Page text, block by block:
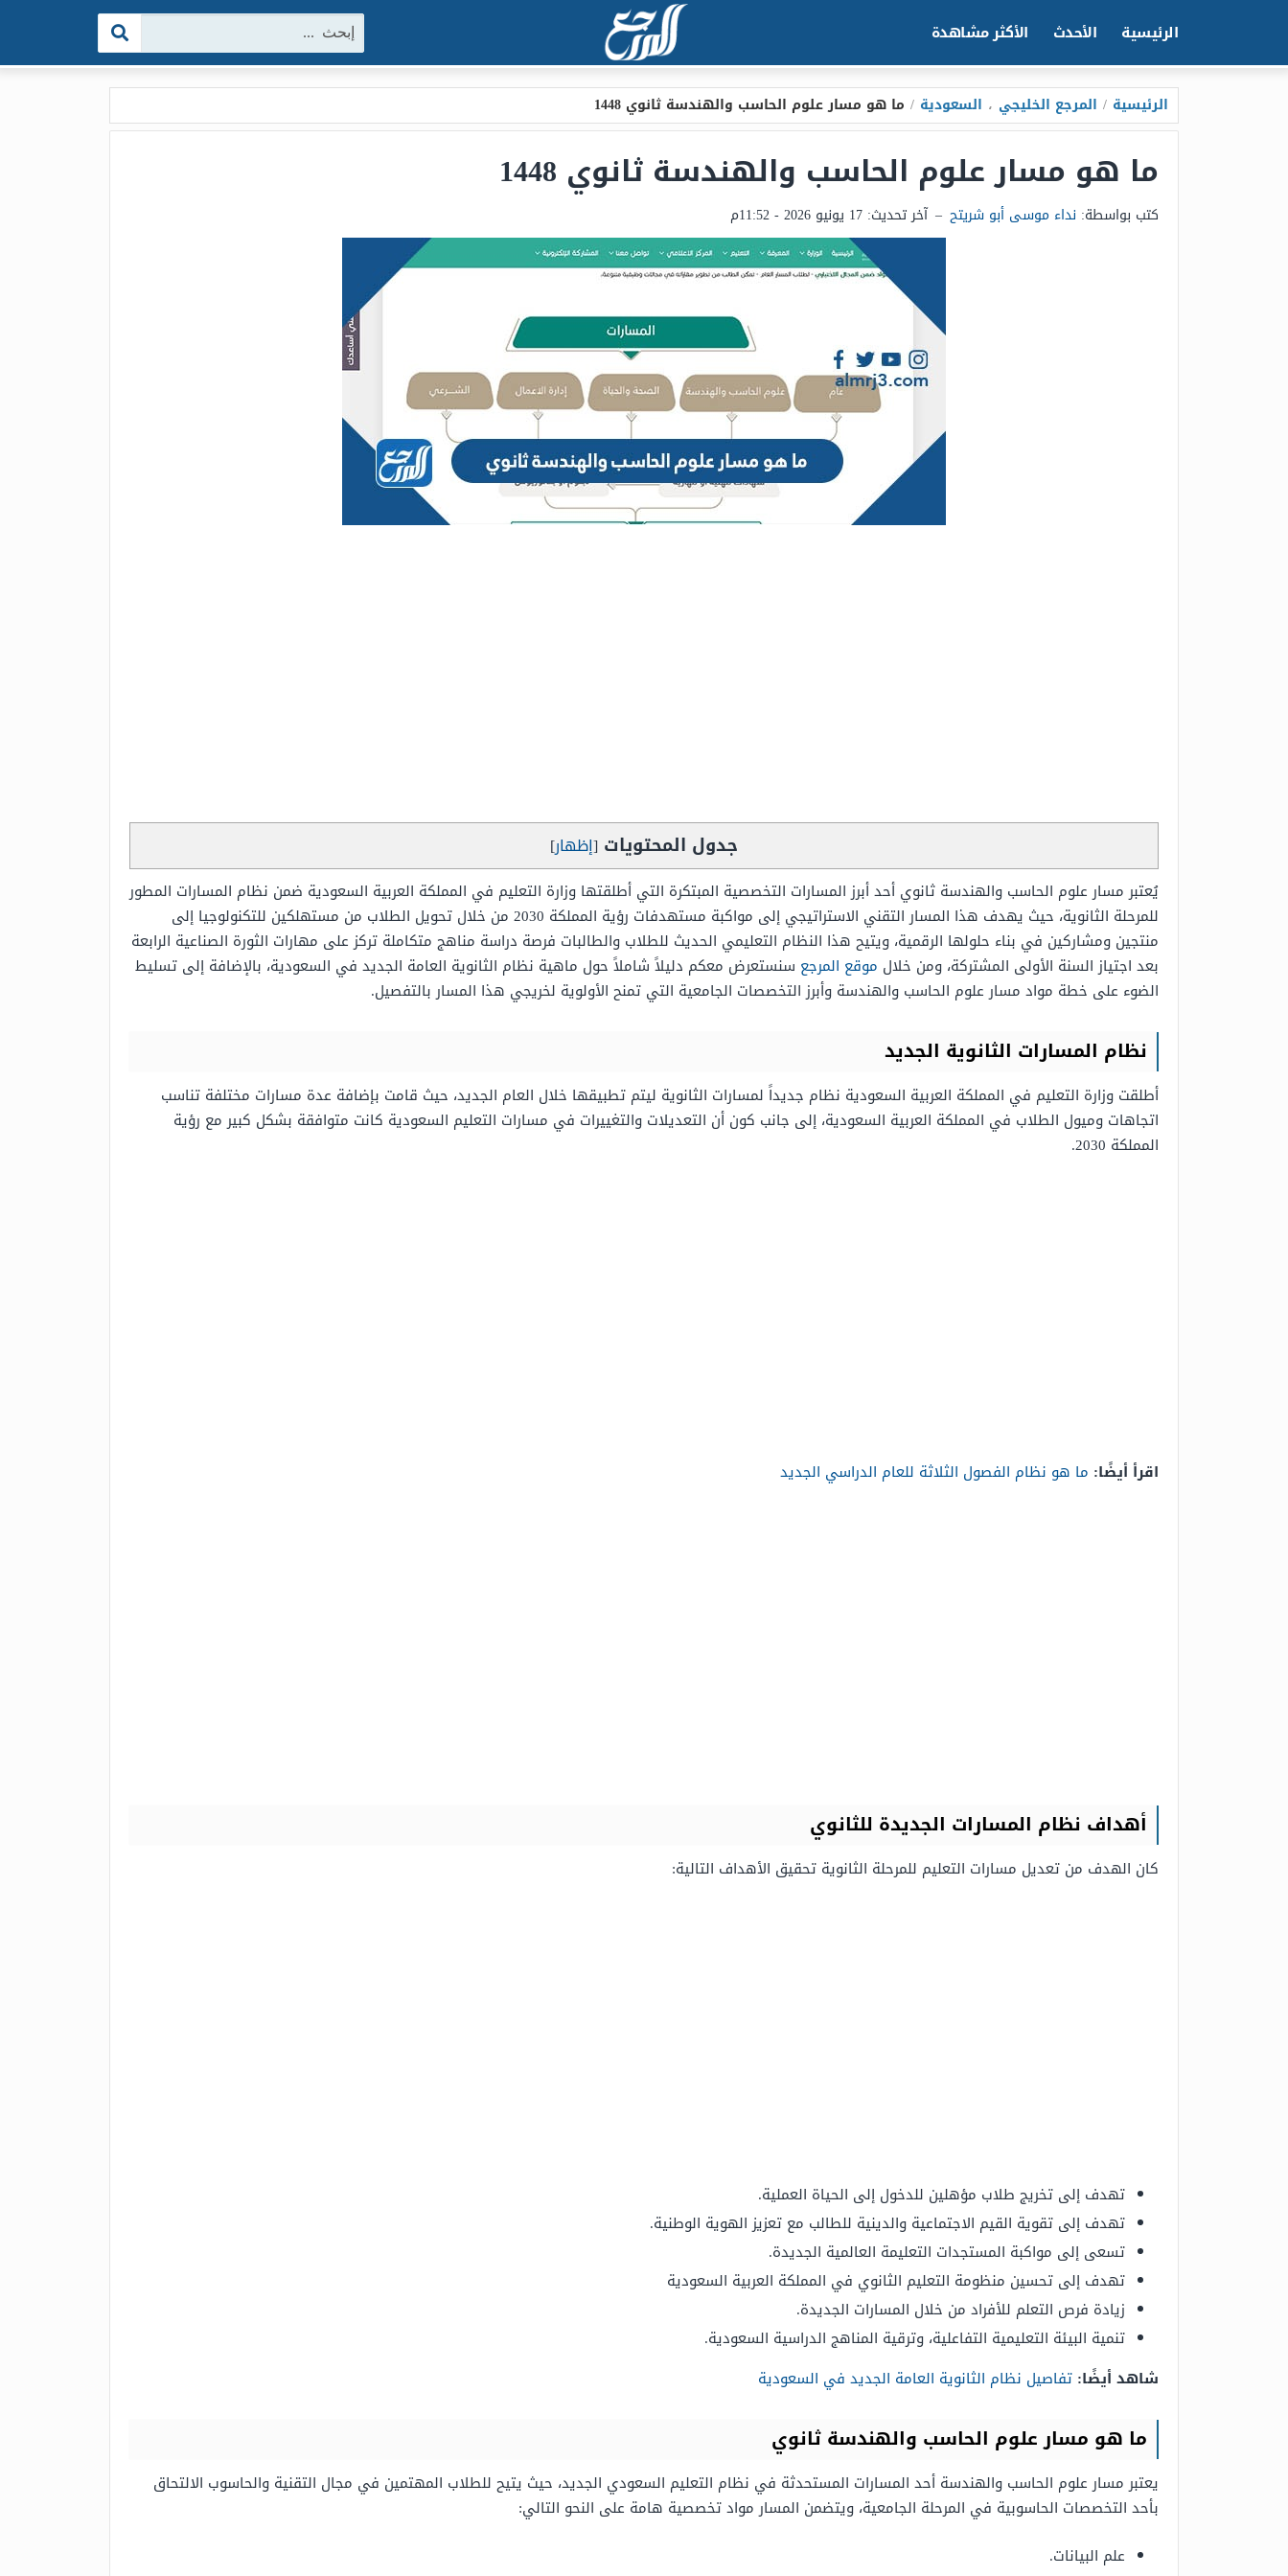
الرئيسية الأحدث الأكثر مشاهدة البحث:
الرئيسية / المرجع الخليجي ، السعودية / ما هو مسار علوم الحاسب والهندسة ثانوي 1448
ما هو مسار علوم الحاسب والهندسة ثانوي 1448
كتب بواسطة: نداء موسى أبو شريتح – آخر تحديث: 17 يونيو 2026 - 11:52م
جدول المحتويات [إظهار]
يُعتبر مسار علوم الحاسب والهندسة ثانوي أحد أبرز المسارات التخصصية المبتكرة التي أطلقتها وزارة التعليم في المملكة العربية السعودية ضمن نظام المسارات المطور
للمرحلة الثانوية، حيث يهدف هذا المسار التقني الاستراتيجي إلى مواكبة مستهدفات رؤية المملكة 2030 من خلال تحويل الطلاب من مستهلكين للتكنولوجيا إلى
منتجين ومشاركين في بناء حلولها الرقمية، ويتيح هذا النظام التعليمي الحديث للطلاب والطالبات فرصة دراسة مناهج متكاملة تركز على مهارات الثورة الصناعية الرابعة
بعد اجتياز السنة الأولى المشتركة، ومن خلال موقع المرجع سنستعرض معكم دليلاً شاملاً حول ماهية نظام الثانوية العامة الجديد في السعودية، بالإضافة إلى تسليط
الضوء على خطة مواد مسار علوم الحاسب والهندسة وأبرز التخصصات الجامعية التي تمنح الأولوية لخريجي هذا المسار بالتفصيل.
نظام المسارات الثانوية الجديد
أطلقت وزارة التعليم في المملكة العربية السعودية نظام جديداً لمسارات الثانوية ليتم تطبيقها خلال العام الجديد، حيث قامت بإضافة عدة مسارات مختلفة تناسب
اتجاهات وميول الطلاب في المملكة العربية السعودية، إلى جانب كون أن التعديلات والتغييرات في مسارات التعليم السعودية كانت متوافقة بشكل كبير مع رؤية
المملكة 2030.
اقرأ أيضًا: ما هو نظام الفصول الثلاثة للعام الدراسي الجديد
أهداف نظام المسارات الجديدة للثانوي
كان الهدف من تعديل مسارات التعليم للمرحلة الثانوية تحقيق الأهداف التالية:
تهدف إلى تخريج طلاب مؤهلين للدخول إلى الحياة العملية.
تهدف إلى تقوية القيم الاجتماعية والدينية للطالب مع تعزيز الهوية الوطنية.
تسعى إلى مواكبة المستجدات التعليمة العالمية الجديدة.
تهدف إلى تحسين منظومة التعليم الثانوي في المملكة العربية السعودية
زيادة فرص التعلم للأفراد من خلال المسارات الجديدة.
تنمية البيئة التعليمية التفاعلية، وترقية المناهج الدراسية السعودية.
شاهد أيضًا: تفاصيل نظام الثانوية العامة الجديد في السعودية
ما هو مسار علوم الحاسب والهندسة ثانوي
يعتبر مسار علوم الحاسب والهندسة أحد المسارات المستحدثة في نظام التعليم السعودي الجديد، حيث يتيح للطلاب المهتمين في مجال التقنية والحاسوب الالتحاق
بأحد التخصصات الحاسوبية في المرحلة الجامعية، ويتضمن المسار مواد تخصصية هامة على النحو التالي:
علم البيانات.